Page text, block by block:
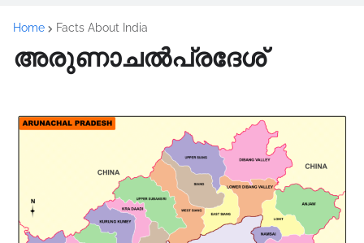
Home Facts About India
അരുണാചൽപ്രദേശ്‌